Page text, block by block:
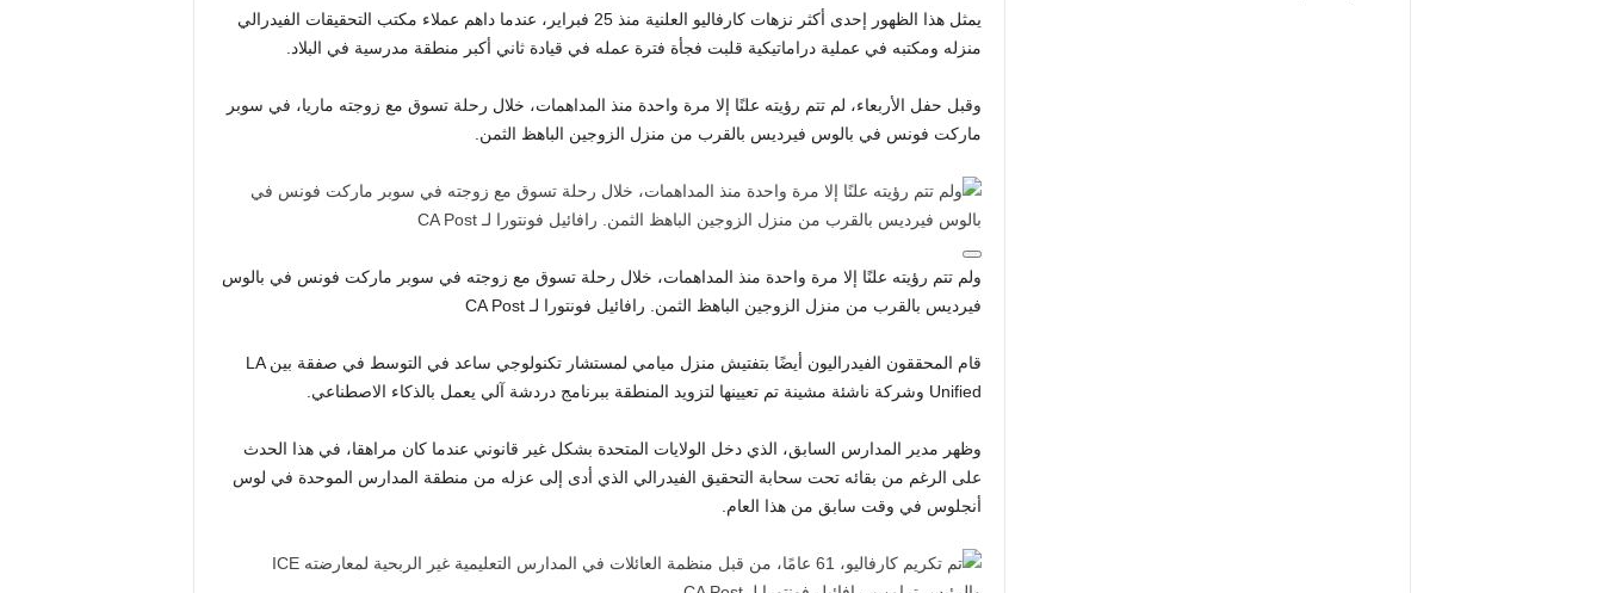
يمثل هذا الظهور إحدى أكثر نزهات كارفاليو العلنية منذ 25 فبراير، عندما داهم عملاء مكتب التحقيقات الفيدرالي
منزله ومكتبه في عملية دراماتيكية قلبت فجأة فترة عمله في قيادة ثاني أكبر منطقة مدرسية في البلاد.
وقبل حفل الأربعاء، لم تتم رؤيته علنًا إلا مرة واحدة منذ المداهمات، خلال رحلة تسوق مع زوجته ماريا، في سوبر
ماركت فونس في بالوس فيرديس بالقرب من منزل الزوجين الباهظ الثمن.
ولم تتم رؤيته علنًا إلا مرة واحدة منذ المداهمات، خلال رحلة تسوق مع زوجته في سوبر ماركت فونس في بالوس
فيرديس بالقرب من منزل الزوجين الباهظ الثمن. رافائيل فونتورا لـ CA Post
قام المحققون الفيدراليون أيضًا بتفتيش منزل ميامي لمستشار تكنولوجي ساعد في التوسط في صفقة بين LA
Unified وشركة ناشئة مشينة تم تعيينها لتزويد المنطقة ببرنامج دردشة آلي يعمل بالذكاء الاصطناعي.
وظهر مدير المدارس السابق، الذي دخل الولايات المتحدة بشكل غير قانوني عندما كان مراهقا، في هذا الحدث
على الرغم من بقائه تحت سحابة التحقيق الفيدرالي الذي أدى إلى عزله من منطقة المدارس الموحدة في لوس
أنجلوس في وقت سابق من هذا العام.